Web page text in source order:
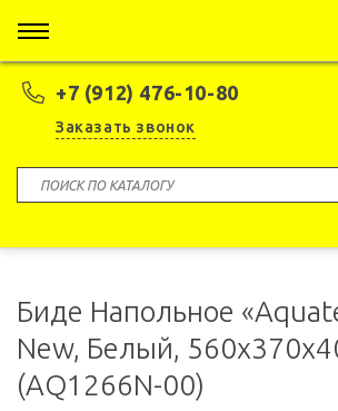
+7 (912) 476-10-80
Заказать звонок
Биде Напольное
New, Белый,
(AQ1266N-00)